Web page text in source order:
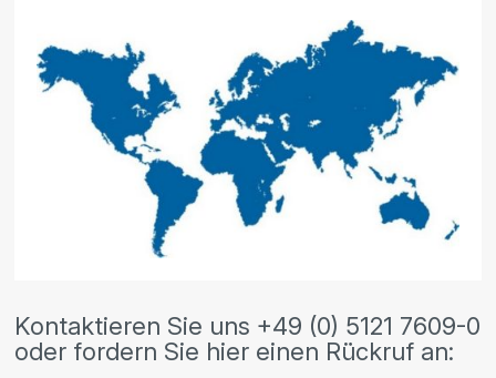
Kontaktieren Sie uns +49 (0) 5121 7609-0
oder fordern Sie hier einen Rückruf an: